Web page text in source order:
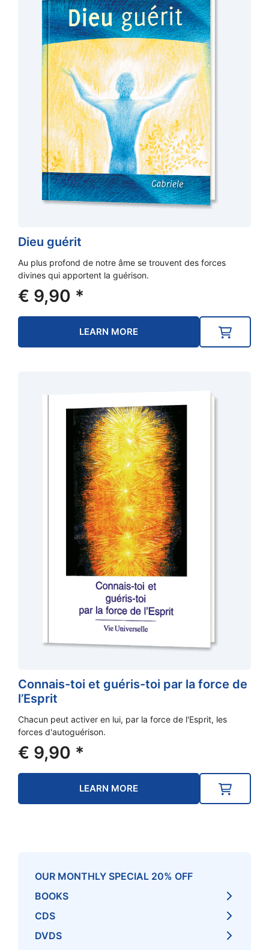
Dieu guérit
Au plus profond de notre âme se trouvent des forces
divines qui apportent la guérison.
€ 9,90 *
LEARN MORE
Connais-toi et guéris-toi par la force de
l’Esprit
Chacun peut activer en lui, par la force de l'Esprit, les
forces d'autoguérison.
€ 9,90 *
LEARN MORE
OUR MONTHLY SPECIAL 20% OFF
BOOKS
CDS
DVDS